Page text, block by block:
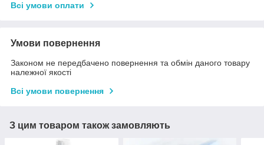
Всі умови оплати
Умови повернення
Законом не передбачено повернення та обмін даного товару
належної якості
Всі умови повернення
З цим товаром також замовляють